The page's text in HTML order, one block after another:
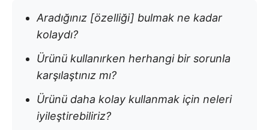
Aradığınız [özelliği] bulmak ne kadar
kolaydı?
Ürünü kullanırken herhangi bir sorunla
karşılaştınız mı?
Ürünü daha kolay kullanmak için neleri
iyileştirebiliriz?